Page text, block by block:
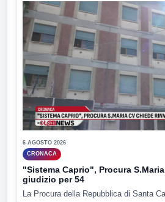
6 AGOSTO 2026
CRONACA
"Sistema Caprio", Procura
giudizio per 54
La Procura della Repubblica di Santa